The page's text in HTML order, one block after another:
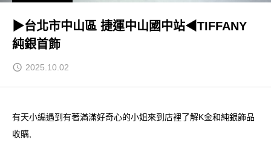
▶台北市中山區 捷運中山國中站◀TIFFANY
純銀首飾
2025.10.02
有天小編遇到有著滿滿好奇心的小姐來到店裡了解K金和純銀飾品
收購,